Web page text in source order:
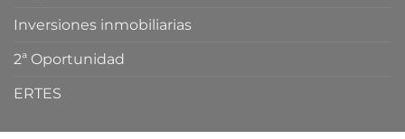
Inversiones inmobiliarias
2ª Oportunidad
ERTES